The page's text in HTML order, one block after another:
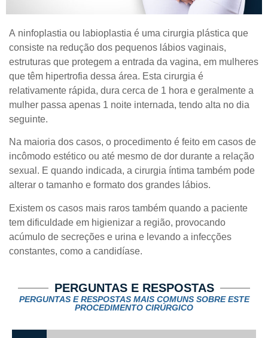
A ninfoplastia ou labioplastia é uma cirurgia plástica que
consiste na redução dos pequenos lábios vaginais,
estruturas que protegem a entrada da vagina, em mulheres
que têm hipertrofia dessa área. Esta cirurgia é
relativamente rápida, dura cerca de 1 hora e geralmente a
mulher passa apenas 1 noite internada, tendo alta no dia
seguinte.
Na maioria dos casos, o procedimento é feito em casos de
incômodo estético ou até mesmo de dor durante a relação
sexual. E quando indicada, a cirurgia íntima também pode
alterar o tamanho e formato dos grandes lábios.
Existem os casos mais raros também quando a paciente
tem dificuldade em higienizar a região, provocando
acúmulo de secreções e urina e levando a infecções
constantes, como a candidíase.
PERGUNTAS E RESPOSTAS
PERGUNTAS E RESPOSTAS MAIS COMUNS SOBRE ESTE
PROCEDIMENTO CIRÚRGICO